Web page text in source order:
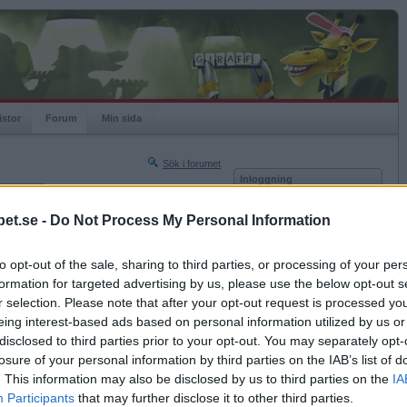
- Do Not Process My Personal Information
opt-out of the sale, sharing to third parties, or processing of your
for targeted advertising by us, please use the below opt-out
selection. Please note that after your opt-out request is processed
interest-based ads based on personal information utilized by us
to third parties prior to your opt-out. You may separately
of your personal information by third parties on the IAB’s list of
This information may also be disclosed by us to third parties on the
Participants that may further disclose it to other third parties.
Forum Min sida
Sök i forumet
Nästa sida »
2008-09-11 20:26
Inloggning
Kom ihåg mig
Glömt ditt lösenord?
Få ny aktiveringslänk
Betapet är gratis!